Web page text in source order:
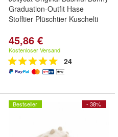
Graduation-Outfit Hase
Stofftier Plüschtier Kuschelti
45,86 €
Kostenloser Versand
24
- 38%
Bestseller